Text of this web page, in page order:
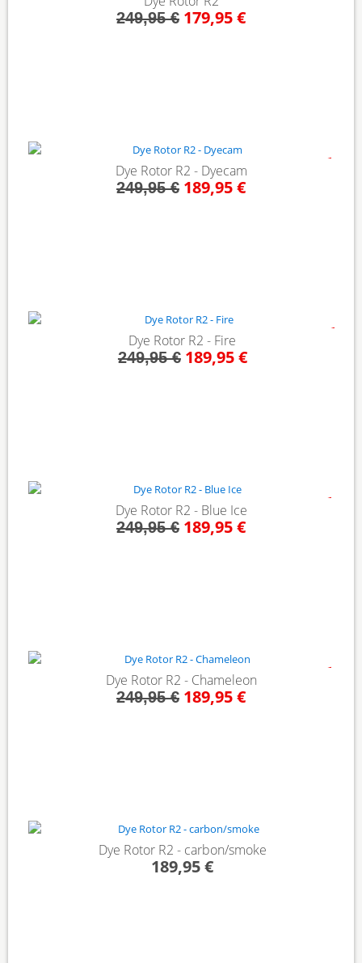
249,95 € 179,95 €
Dye Rotor R2 - Dyecam
249,95 € 189,95 €
Dye Rotor R2 - Fire
249,95 €189,95 €
Dye Rotor R2 - Blue Ice
249,95 € 189,95 €
Dye Rotor R2 - Chameleon
249,95 € 189,95 €
Dye Rotor R2 - carbon/smoke
189,95 €